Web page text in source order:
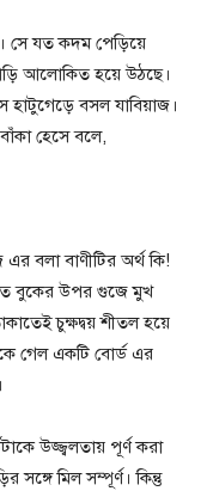
সে যত কদম পেড়িয়ে
আলোকিত হয়ে উঠছে।
হাটুগেড়ে বসল যাবিয়াজ।
হেসে বলে,
বলা বাণীটির অর্থ কি!
বুকের উপর গুজে মুখ
চুক্ষদ্বয় শীতল হয়ে
গেল একটি বোর্ড এর
উজ্জ্বলতায় পূর্ণ করা
সঙ্গে মিল সম্পূর্ণ। কিন্তু